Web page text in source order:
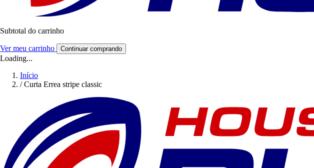
Subtotal do carrinho
Ver meu carrinho Continuar comprando
Loading...
Início
/ Curta Errea stripe classic